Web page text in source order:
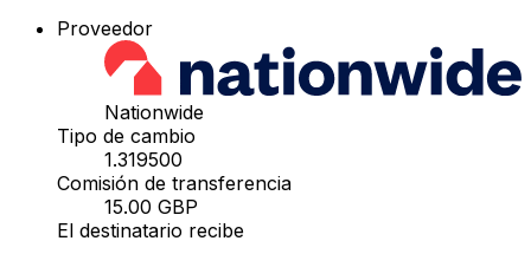
Proveedor
Nationwide
Tipo de cambio
1.319500
Comisión de transferencia
15.00 GBP
El destinatario recibe